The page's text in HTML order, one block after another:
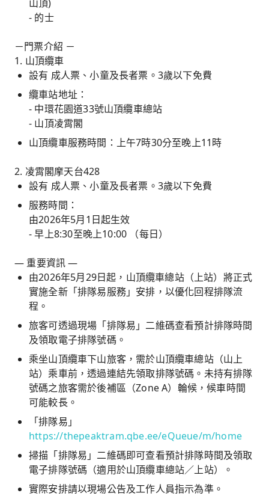
山頂)
- 的士
－門票介紹 －
1. 山頂纜車
設有 成人票、小童及長者票。3歲以下免費
纜車站地址：
- 中環花園道33號山頂纜車總站
- 山頂凌霄閣
山頂纜車服務時間：上午7時30分至晚上11時
2. 凌霄閣摩天台428
設有 成人票、小童及長者票。3歲以下免費
服務時間：
由2026年5月1日起生效
- 早上8:30至晚上10:00 （每日）
— 重要資訊 —
由2026年5月29日起，山頂纜車總站（上站）將正式
實施全新「排隊易服務」安排，以優化回程排隊流
程。
旅客可透過現場「排隊易」二維碼查看預計排隊時間
及領取電子排隊號碼。
乘坐山頂纜車下山旅客，需於山頂纜車總站（山上
站）乘車前，透過連結先領取排隊號碼。未持有排隊
號碼之旅客需於後補區（Zone A）輪候，候車時間
可能較長。
「排隊易」
https://thepeaktram.qbe.ee/eQueue/m/home
掃描「排隊易」二維碼即可查看預計排隊時間及領取
電子排隊號碼（適用於山頂纜車總站／上站）。
實際安排請以現場公告及工作人員指示為準。